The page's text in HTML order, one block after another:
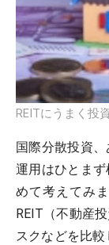
REITにうまく投
国際分散投資
運用はひとま
めて考えてみ
REIT（不動産
スクなどを比